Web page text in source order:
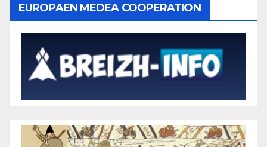
EUROPAEN MEDEA COOPERATION